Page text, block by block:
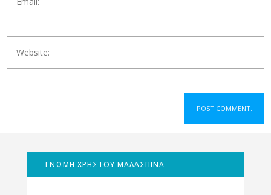
ΓΝΩΜΗ ΧΡΗΣΤΟΥ ΜΑΛΑΣΠΙΝΑ